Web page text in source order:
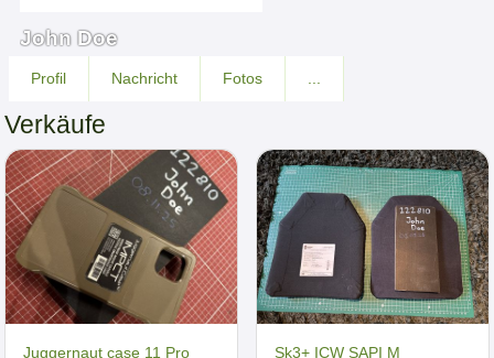
John Doe
Profil Nachricht Fotos
Verkäufe
Juggernaut case 11 Pro
Sk3+ ICW SAPI M